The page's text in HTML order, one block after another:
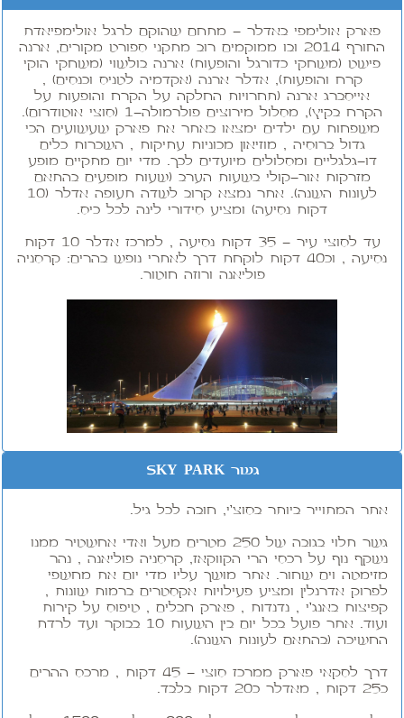
פארק אולימפי באדלר - מתחם שהוקם לרגל אולימפיאדת
החורף 2014 ובו ממוקמים רוב מתקני ספורט מקורים, ארנה
פישט (משחקי כדורגל והופעות) ארנה בולשוי (משחקי הוקי
קרח והופעות), אדלר ארנה (אקדמיה לטניס וכנסים) ,
אייסברג ארנה (תחרויות החלקה על הקרח והופעות על
הקרח בקיץ), מסלול מירוצים פולרמולה-1 (סוצי אוטודרום).
משפחות עם ילדים ימצאו באתר את פארק שעשועים הכי
גדול ברוסיה , מוזיאון מכוניות עתיקות , השכרות כלים
דו-גלגליים ומסלולים מיועדים לכך. מדי יום מתקיים מופע
מזרקות אור-קולי בשעות הערב (שעות מופעים בהתאם
לעונות השנה). אתר נמצא קרוב לשדה תעופה אדלר (10
דקות נסיעה) ומציע סידורי לינה לכל כיס.
עד לסוצי עיר - 35 דקות נסיעה , למרכז אדלר 10 דקות
נסיעה , וכ40 דקות לוקחת דרך לאתרי נופש בהרים: קרסניה
פוליאנה ורוזה חוטור.
גשר SKY PARK
אתר המתוייר ביותר בסוצ'י, חובה לכל גיל.
גשר תלוי בגובה של 250 מטרים מעל ואדי אחשטיר ממנו
נשקף נוף על רכסי הרי הקווקאז, קרסניה פוליאנה , נהר
מזימטה וים שחור. אתר מושך עליו מדי יום את מחשפי
לפרוק אדרנלין ומציע פעילויות אקסטרים ברמות שונות ,
קפיצות באנג'י , נדנדות , פארק חבלים , טיפוס על קירות
ועוד. אתר פועל בכל יום בין השעות 10 בבוקר ועד לרדת
החשיכה (בהתאם לעונות השנה).
דרך לסקאי פארק ממרכז סוצי - 45 דקות , מרכס ההרים
כ25 דקות , מאדלר כ20 דקות בלבד.